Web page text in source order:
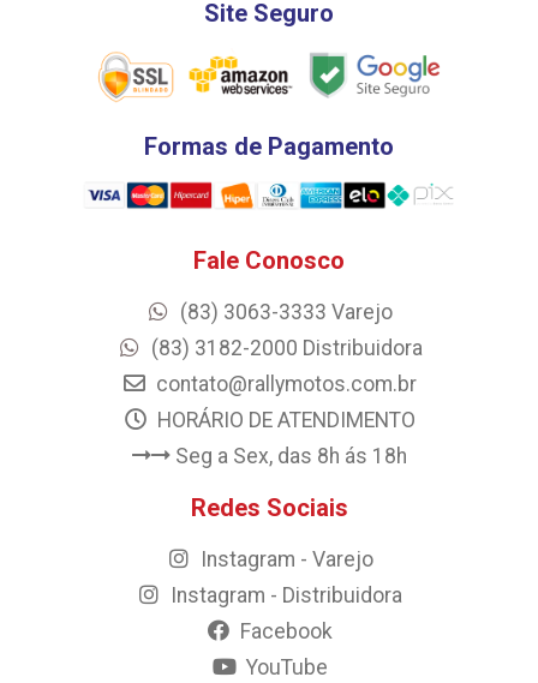
Site Seguro
Formas de Pagamento
Fale Conosco
(83) 3063-3333 Varejo
(83) 3182-2000 Distribuidora
contato@rallymotos.com.br
HORÁRIO DE ATENDIMENTO
Seg a Sex, das 8h ás 18h
Redes Sociais
Instagram - Varejo
Instagram - Distribuidora
Facebook
YouTube